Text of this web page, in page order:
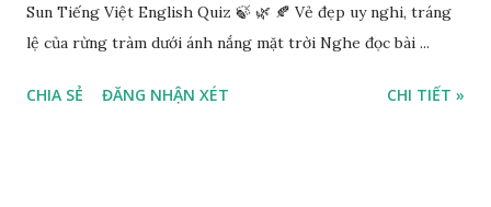
Sun Tiếng Việt English Quiz 🍃 🌿 🍂 Vẻ đẹp uy nghi, tráng
lệ của rừng tràm dưới ánh nắng mặt trời Nghe đọc bài ...
CHIA SẺ ĐĂNG NHẬN XÉT CHI TIẾT »